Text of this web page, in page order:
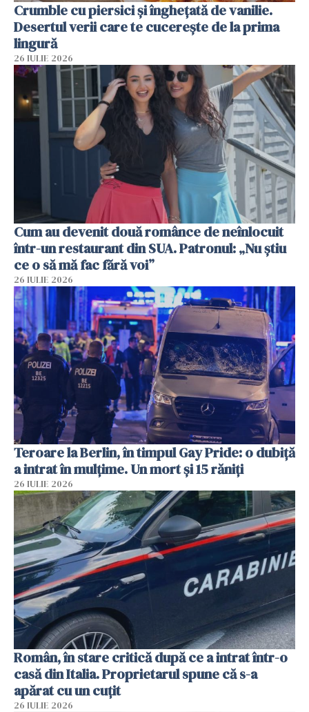
Crumble cu piersici și înghețată de vanilie.
Desertul verii care te cucerește de la prima
lingură
26 IULIE 2026
Cum au devenit două românce de neînlocuit
într-un restaurant din SUA. Patronul: „Nu știu
ce o să mă fac fără voi”
26 IULIE 2026
Teroare la Berlin, în timpul Gay Pride: o dubiță
a intrat în mulțime. Un mort și 15 răniți
26 IULIE 2026
Român, în stare critică după ce a intrat într-o
casă din Italia. Proprietarul spune că s-a
apărat cu un cuțit
26 IULIE 2026